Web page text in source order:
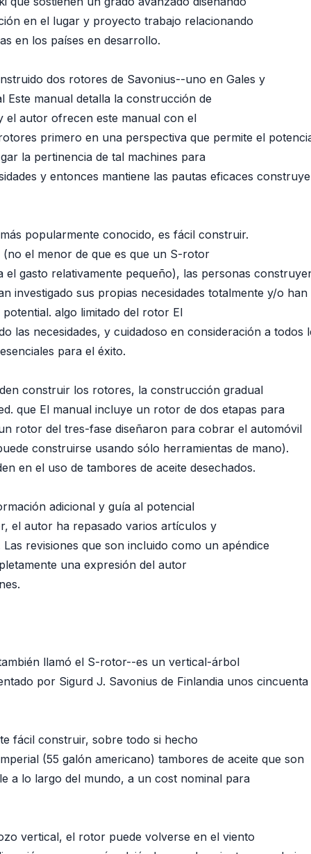
en el lugar y proyecto trabajo relacionando
en los países en desarrollo.
dos rotores de Savonius--uno en Gales y
Este manual detalla la construcción de
el autor ofrecen este manual con el
primero en una perspectiva que permite el
la pertinencia de tal machines para
y entonces mantiene las pautas eficaces
popularmente conocido, es fácil construir.
el menor de que es que un S-rotor
el gasto relativamente pequeño), las personas
investigado sus propias necesidades totalmente y/o han
algo limitado del rotor El
las necesidades, y cuidadoso en consideración a todos
para el éxito.
construir los rotores, la construcción gradual
que El manual incluye un rotor de dos etapas para
rotor del tres-fase diseñaron para cobrar el automóvil
construirse usando sólo herramientas de mano).
en el uso de tambores de aceite desechados.
adicional y guía al potencial
el autor ha repasado varios artículos y
revisiones que son incluido como un apéndice
una expresión del autor
llamó el S-rotor--es un vertical-árbol
por Sigurd J. Savonius de Finlandia unos cincuenta
fácil construir, sobre todo si hecho
(55 galón americano) tambores de aceite que son
a lo largo del mundo, a un cost nominal para
vertical, el rotor puede volverse en el viento